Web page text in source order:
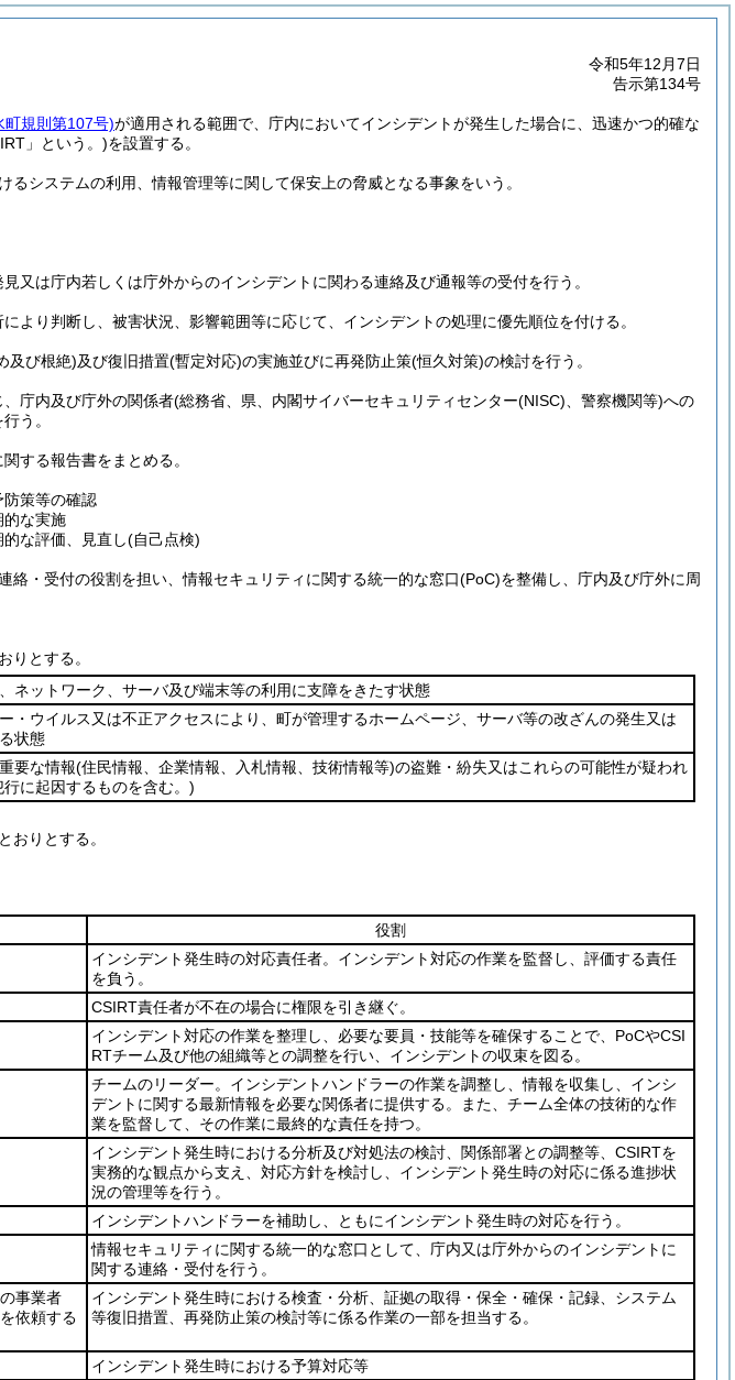
令和5年12月7日
告示第134号
町規則第107号)が適用される範囲で、庁内においてインシデントが発生した場合に、迅速かつ的確な
」という。)を設置する。
システムの利用、情報管理等に関して保安上の脅威となる事象をいう。
又は庁内若しくは庁外からのインシデントに関わる連絡及び通報等の受付を行う。
より判断し、被害状況、影響範囲等に応じて、インシデントの処理に優先順位を付ける。
及び根絶)及び復旧措置(暫定対応)の実施並びに再発防止策(恒久対策)の検討を行う。
庁内及び庁外の関係者(総務省、県、内閣サイバーセキュリティセンター(NISC) 、警察機関等)への
う。
する報告書をまとめる。
策等の確認
的な実施
な評価、見直し(自己点検)
絡・受付の役割を担い、情報セキュリティに関する統一的な窓口(PoC)を整備し、庁内及び庁外に周
りとする。
ネットワーク、サーバ及び端末等の利用に支障をきたす状態
・ウイルス又は不正アクセスにより、町が管理するホームページ、サーバ等の改ざんの発生又は
状態
要な情報(住民情報、企業情報、入札情報、技術情報等)の盗難・紛失又はこれらの可能性が疑われ
行に起因するものを含む。)
おりとする。
役割
インシデント発生時の対応責任者。インシデント対応の作業を監督し、評価する責任
を負う。
CSIRT責任者が不在の場合に権限を引き継ぐ。
インシデント対応の作業を整理し、必要な要員・技能等を確保することで、PoCやCSI
RTチーム及び他の組織等との調整を行い、インシデントの収束を図る。
チームのリーダー。インシデントハンドラーの作業を調整し、情報を収集し、インシ
デントに関する最新情報を必要な関係者に提供する。また、チーム全体の技術的な作
業を監督して、その作業に最終的な責任を持つ。
インシデント発生時における分析及び対処法の検討、関係部署との調整等、CSIRTを
実務的な観点から支え、対応方針を検討し、インシデント発生時の対応に係る進捗状
況の管理等を行う。
インシデントハンドラーを補助し、ともにインシデント発生時の対応を行う。
情報セキュリティに関する統一的な窓口として、庁内又は庁外からのインシデントに
関する連絡・受付を行う。
事業者
依頼する
インシデント発生時における検査・分析、証拠の取得・保全・確保・記録、システム
等復旧措置、再発防止策の検討等に係る作業の一部を担当する。
インシデント発生時における予算対応等